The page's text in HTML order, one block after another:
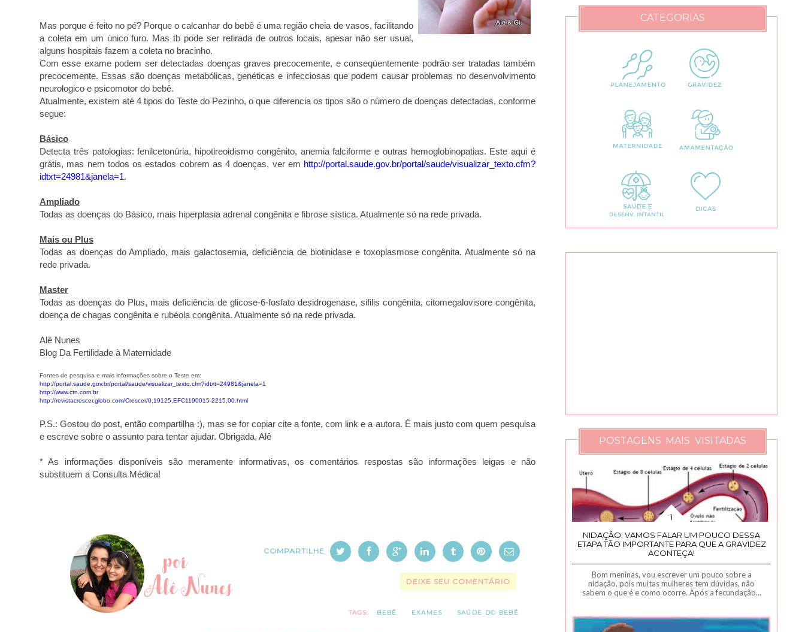
Mas porque é feito no pé? Porque o calcanhar do bebê é uma região cheia de vasos, facilitando
a coleta em um único furo. Mas tb pode ser retirada de outros locais, apesar não ser usual,
alguns hospitais fazem a coleta no bracinho.
Com esse exame podem ser detectadas doenças graves precocemente, e conseqüentemente podrão ser tratadas também
precocemente. Essas são doenças metabólicas, genéticas e infecciosas que podem causar problemas no desenvolvimento
neurologico e psicomotor do bebê.
Atualmente, existem até 4 tipos do Teste do Pezinho, o que diferencia os tipos são o número de doenças detectadas, conforme
segue:
Básico
Detecta três patologias: fenilcetonúria, hipotireoidismo congênito, anemia falciforme e outras hemoglobinopatias. Este aqui é
grátis, mas nem todos os estados cobrem as 4 doenças, ver em http://portal.saude.gov.br/portal/saude/visualizar_texto.cfm?
idtxt=24981&janela=1.
Ampliado
Todas as doenças do Básico, mais hiperplasia adrenal congênita e fibrose sística. Atualmente só na rede privada.
Mais ou Plus
Todas as doenças do Ampliado, mais galactosemia, deficiência de biotinidase e toxoplasmose congênita. Atualmente só na
rede privada.
Master
Todas as doenças do Plus, mais deficiência de glicose-6-fosfato desidrogenase, sifilis congênita, citomegalovisore congênita,
doença de chagas congênita e rubéola congênita. Atualmente só na rede privada.
Alê Nunes
Blog Da Fertilidade à Maternidade
Fontes de pesquisa e mais informações sobre o Teste em:
http://portal.saude.gov.br/portal/saude/visualizar_texto.cfm?idtxt=24981&janela=1
http://www.ctn.com.br
http://revistacrescer.globo.com/Crescer/0,19125,EFC1190015-2215,00.html
P.S.: Gostou do post, então compartilha :), mas se for copiar cite a fonte, com link e a autora. É mais justo com quem pesquisa
e escreve sobre o assunto para tentar ajudar. Obrigada, Alê
* As informações disponíveis são meramente informativas, os comentários respostas são informações leigas e não
substituem a Consulta Médica!
COMPARTILHE
DEIXE SEU COMENTÁRIO
TAGS: BEBÊ EXAMES SAÚDE DO BEBÊ
CATEGORIAS
POSTAGENS MAIS VISITADAS
NIDAÇÃO: VAMOS FALAR UM POUCO DESSA
ETAPA TÃO IMPORTANTE PARA QUE A GRAVIDEZ
ACONTEÇA!
Bom meninas, vou escrever um pouco sobre a
nidação, pois muitas mulheres tem dúvidas, não
sabem o que é e como ocorre. Após a fecundação...